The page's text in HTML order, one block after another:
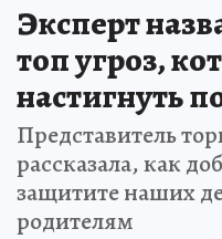
Эксперт
топ угроз,
настигнуть
Представитель
рассказала, как
защитите наших
родителям